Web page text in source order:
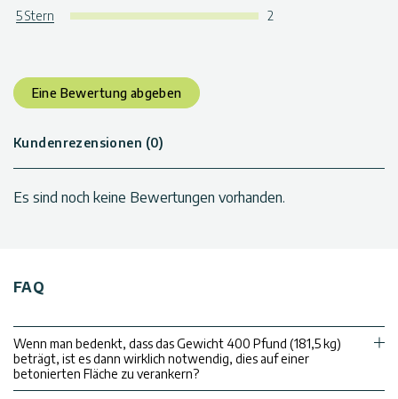
5 Stern
2
Eine Bewertung abgeben
Kundenrezensionen (0)
Es sind noch keine Bewertungen vorhanden.
FAQ
Wenn man bedenkt, dass das Gewicht 400 Pfund (181,5 kg)
beträgt, ist es dann wirklich notwendig, dies auf einer
betonierten Fläche zu verankern?